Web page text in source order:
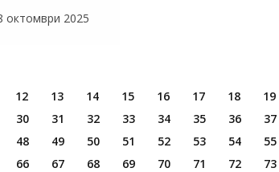
октомври 2025
12 13 14 15 16 17 18
19
30 31 32 33 34 35 36
37
48 49 50 51 52 53 54
55
66 67 68 69 70 71 72
73